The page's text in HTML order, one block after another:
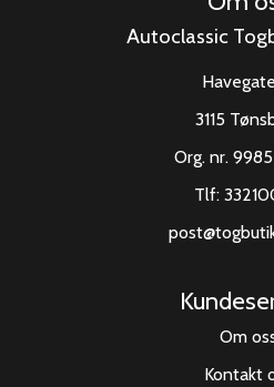
Autoclassic
3115
Org. nr.
Tlf:
Om
Kontakt